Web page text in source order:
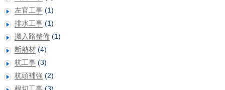
左官工事 (1)
排水工事 (1)
搬入路整備 (1)
断熱材 (4)
杭工事 (3)
杭頭補強 (2)